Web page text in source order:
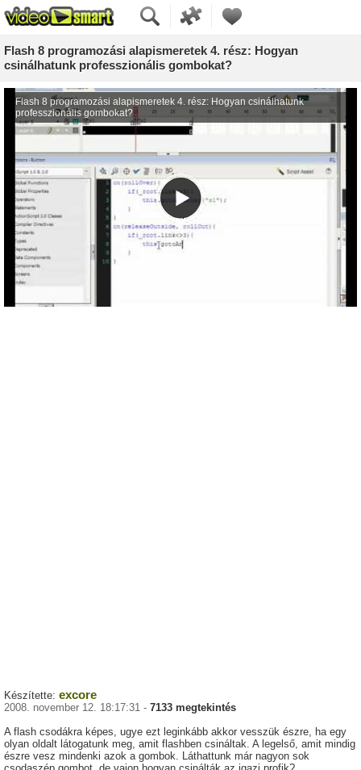
Flash 8 programozási alapismeretek 4. rész: Hogyan
csinálhatunk professzionális gombokat?
Készítette: excore
2008. november 12. 18:17:31 - 7133 megtekintés
A flash csodákra képes, ugye ezt leginkább akkor vesszük észre, ha egy
olyan oldalt látogatunk meg, amit flashben csináltak. A legelső, amit mindig
észre vesz mindenki azok a gombok. Láthattunk már nagyon sok